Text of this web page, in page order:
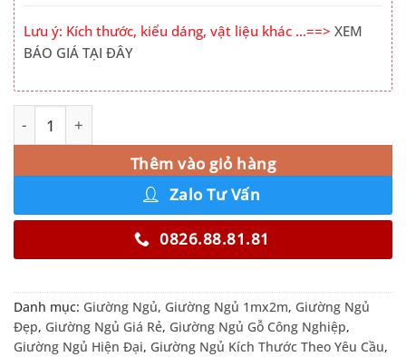
Lưu ý: Kích thước, kiểu dáng, vật liệu khác …==> XEM
BÁO GIÁ TẠI ĐÂY
Giường 1m 2m Giá Rẻ Hà Nội Đầu Trơn Màu 388 số lượng
Thêm vào giỏ hàng
Alternative:
Zalo Tư Vấn
0826.88.81.81
Danh mục: Giường Ngủ, Giường Ngủ 1mx2m, Giường Ngủ
Đẹp, Giường Ngủ Giá Rẻ, Giường Ngủ Gỗ Công Nghiệp,
Giường Ngủ Hiện Đại, Giường Ngủ Kích Thước Theo Yêu Cầu,